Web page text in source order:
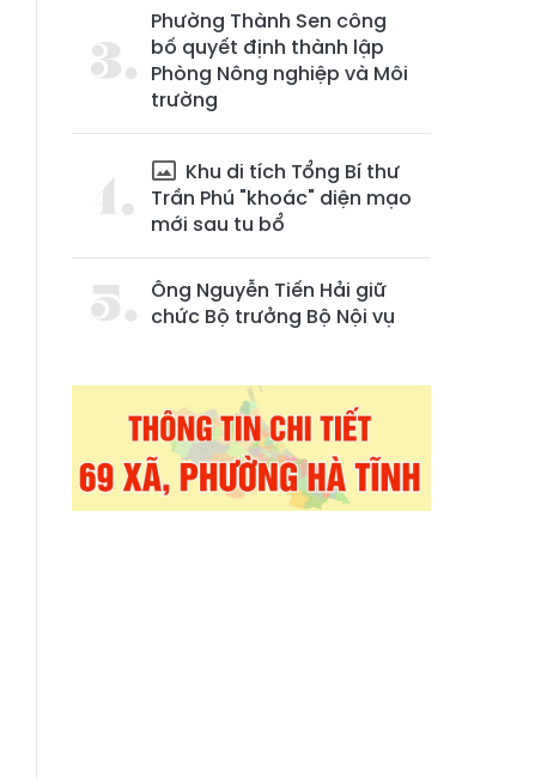
Phường Thành Sen công
bố quyết định thành lập
Phòng Nông nghiệp và Môi
trường
Khu di tích Tổng Bí thư
Trần Phú "khoác" diện mạo
mới sau tu bổ
Ông Nguyễn Tiến Hải giữ
chức Bộ trưởng Bộ Nội vụ